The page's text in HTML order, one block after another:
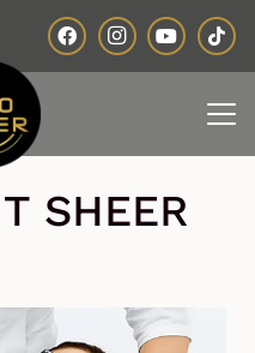
SHEER